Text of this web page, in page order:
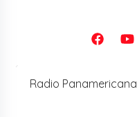
Radio Panamericana